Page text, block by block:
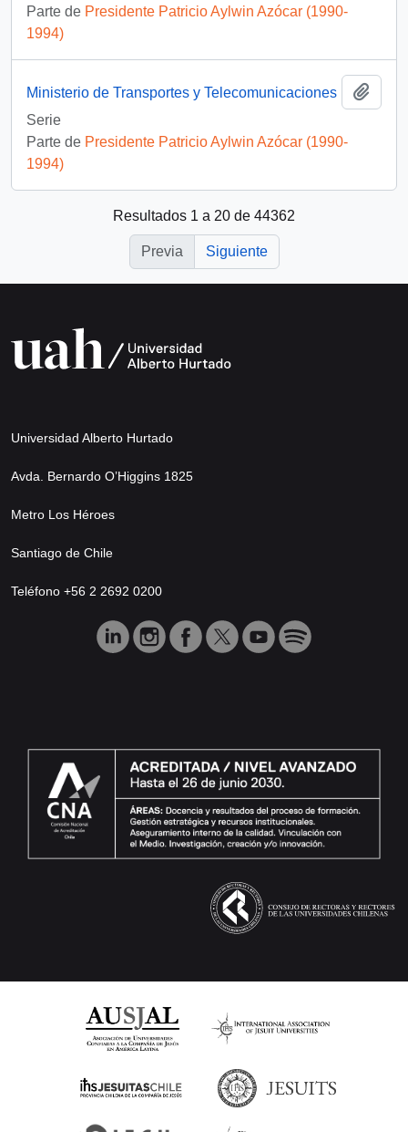
Parte de Presidente Patricio Aylwin Azócar (1990-
1994)
Ministerio de Transportes y Telecomunicaciones
Serie
Parte de Presidente Patricio Aylwin Azócar (1990-
1994)
Resultados 1 a 20 de 44362
Previa Siguiente
Universidad Alberto Hurtado
Avda. Bernardo O’Higgins 1825
Metro Los Héroes
Santiago de Chile
Teléfono +56 2 2692 0200